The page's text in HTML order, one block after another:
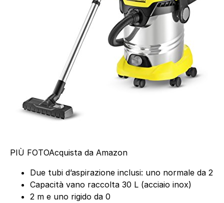
PIÙ FOTOAcquista da Amazon
Due tubi d’aspirazione inclusi: uno normale da 2
Capacità vano raccolta 30 L (acciaio inox)
2 m e uno rigido da 0